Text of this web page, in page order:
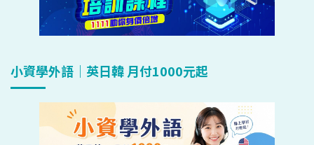
小資學外語｜英日韓 月付1000元起